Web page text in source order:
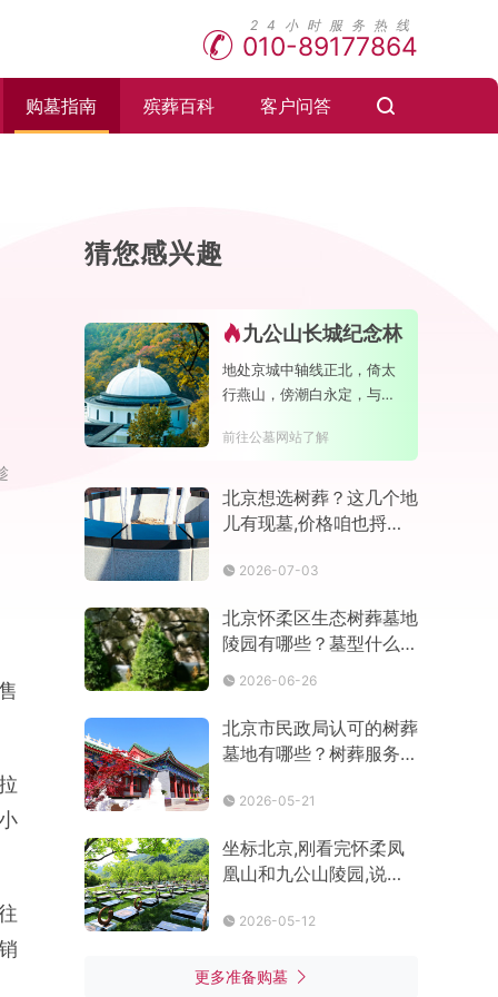
010-89177864
购墓指南 殡葬百科 客户问答
猜您感兴趣
九公山长城纪念林
地处京城中轴线正北，倚太
行燕山，傍潮白永定，与明
量极高，是天然的大氧吧
前往公墓网站了解
北京想选树葬？这几个地
儿有现墓,价格咱也捋明
2026-07-03
北京怀柔区生态树葬墓地
陵园有哪些？墓型什么价
格
2026-06-26
北京市民政局认可的树葬
墓地有哪些？树葬服务点
2026-05-21
坐标北京,刚看完怀柔凤
凰山和九公山陵园,说说
墓思路
2026-05-12
更多准备购墓